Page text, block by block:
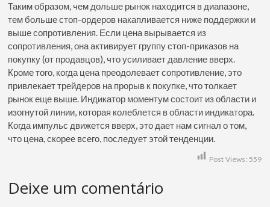
Таким образом, чем дольше рынок находится в диапазоне,
тем больше стоп-ордеров накапливается ниже поддержки и
выше сопротивления. Если цена вырывается из
сопротивления, она активирует группу стоп-приказов на
покупку (от продавцов), что усиливает давление вверх.
Кроме того, когда цена преодолевает сопротивление, это
привлекает трейдеров на прорыв к покупке, что толкает
рынок еще выше. Индикатор моментум состоит из области и
изогнутой линии, которая колеблется в области индикатора.
Когда импульс движется вверх, это дает нам сигнал о том,
что цена, скорее всего, последует этой тенденции.
Post Views: 559
Deixe um comentário